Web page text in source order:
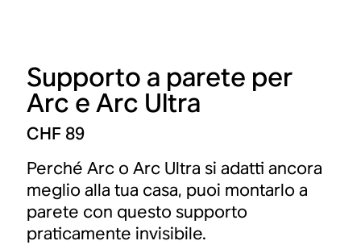
Supporto a parete per
Arc e Arc Ultra
CHF 89
Perché Arc o Arc Ultra si adatti ancora
meglio alla tua casa, puoi montarlo a
parete con questo supporto
praticamente invisibile.